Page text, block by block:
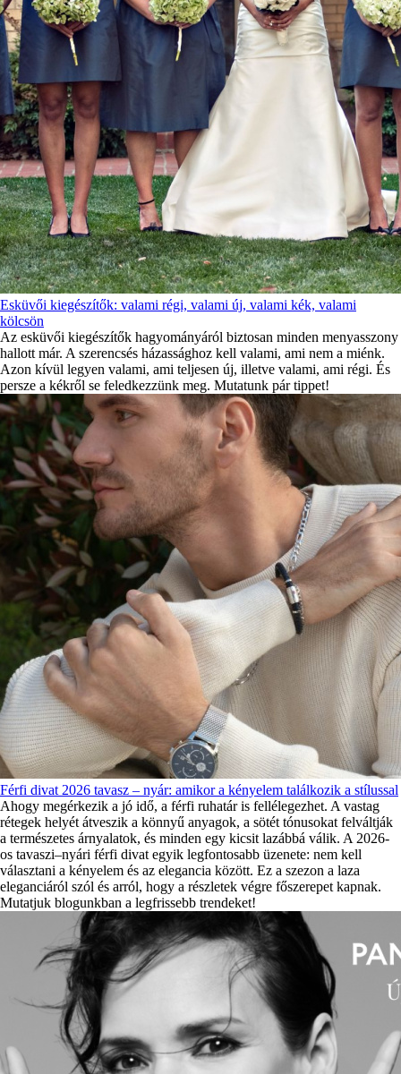
Esküvői kiegészítők: valami régi, valami új, valami kék, valami
kölcsön
Az esküvői kiegészítők hagyományáról biztosan minden menyasszony
hallott már. A szerencsés házassághoz kell valami, ami nem a miénk.
Azon kívül legyen valami, ami teljesen új, illetve valami, ami régi. És
persze a kékről se feledkezzünk meg. Mutatunk pár tippet!
Férfi divat 2026 tavasz – nyár: amikor a kényelem találkozik a stílussal
Ahogy megérkezik a jó idő, a férfi ruhatár is fellélegezhet. A vastag
rétegek helyét átveszik a könnyű anyagok, a sötét tónusokat felváltják
a természetes árnyalatok, és minden egy kicsit lazábbá válik. A 2026-
os tavaszi–nyári férfi divat egyik legfontosabb üzenete: nem kell
választani a kényelem és az elegancia között. Ez a szezon a laza
eleganciáról szól és arról, hogy a részletek végre főszerepet kapnak.
Mutatjuk blogunkban a legfrissebb trendeket!